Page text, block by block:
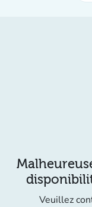
Veuillez